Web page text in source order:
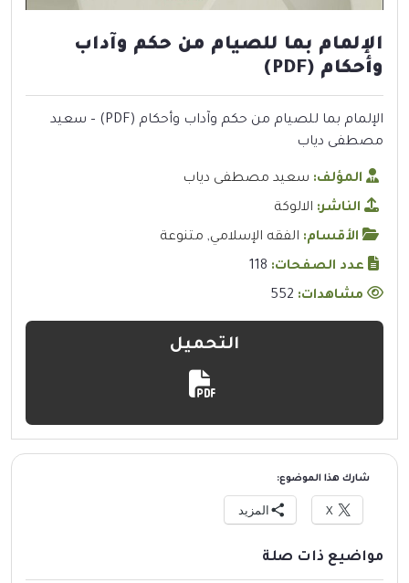
الإلمام بما للصيام من حكم وآداب
وأحكام (PDF)
الإلمام بما للصيام من حكم وآداب وأحكام (PDF) – سعيد
مصطفى دياب
المؤلف: سعيد مصطفى دياب
الناشر: الالوكة
الأقسام: الفقه الإسلامي, متنوعة
عدد الصفحات: 118
مشاهدات:
التحميل
شارك هذا الموضوع:
X المزيد
مواضيع ذات صلة